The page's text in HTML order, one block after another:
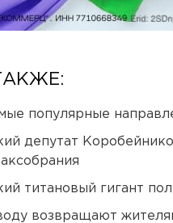
популярные
депутат
титановый гигант
возвращают